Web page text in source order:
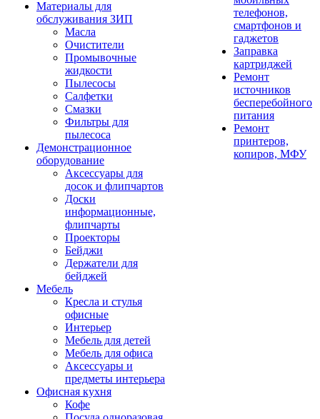
Материалы для
обслуживания ЗИП
Масла
Очистители
Промывочные
жидкости
Пылесосы
Салфетки
Смазки
Фильтры для
пылесоса
Демонстрационное
оборудование
Аксессуары для
досок и флипчартов
Доски
информационные,
флипчарты
Проекторы
Бейджи
Держатели для
бейджей
Мебель
Кресла и стулья
офисные
Интерьер
Мебель для детей
Мебель для офиса
Аксессуары и
предметы интерьера
Офисная кухня
Кофе
телефонов,
смартфонов и
гаджетов
Заправка
картриджей
Ремонт
источников
бесперебойного
питания
Ремонт
принтеров,
копиров, МФУ